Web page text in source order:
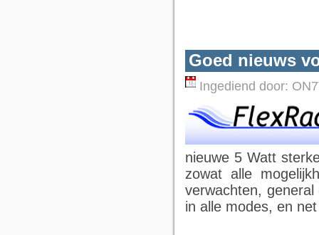
Goed nieuws
Ingediend door:
nieuwe 5 Watt
zowat alle
verwachten,
in alle modes, en